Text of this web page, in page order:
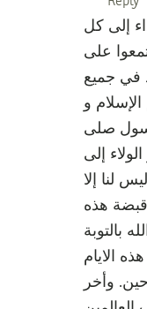
إلى كل
على
في جميع
و
صلى
إلى
لنا إلا
قبضة هذه
بالتوبة
الايام
حين. وأخر